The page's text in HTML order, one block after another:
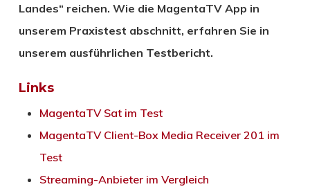
Landes“ reichen. Wie die MagentaTV App in
unserem Praxistest abschnitt, erfahren Sie in
unserem ausführlichen Testbericht.
Links
MagentaTV Sat im Test
MagentaTV Client-Box Media Receiver 201 im
Test
Streaming-Anbieter im Vergleich